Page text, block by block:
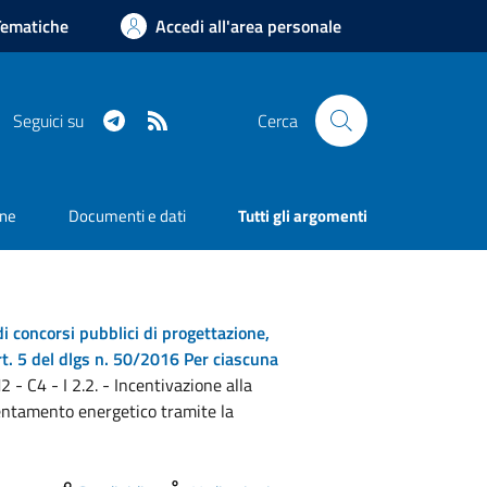
Accedi all'area personale
Seguici su Telegram Cerca
Documenti e dati Tutti gli argomenti
pubblici di progettazione,
5 del dlgs n. 50/2016 Per ciascuna
- C4 - I 2.2. - Incentivazione alla
energetico tramite la